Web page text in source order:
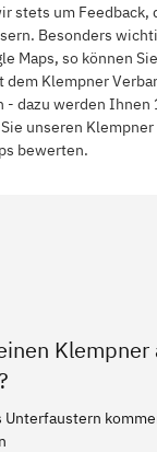
stets um Feedback,
Besonders
Maps, so können
Klempner
- dazu werden Ihnen
unseren Klempner
bewerten.
Klempner
Unterfaustern